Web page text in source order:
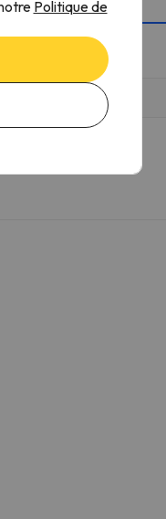
Politique de